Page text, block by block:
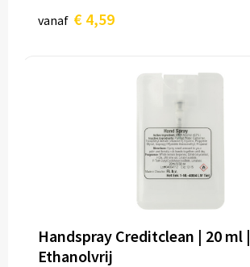
vanaf € 4,59
Handspray Creditclean | 20 ml |
Ethanolvrij